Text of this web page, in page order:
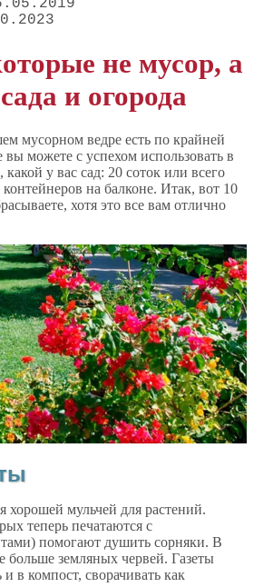
не мусор, а
и огорода
мусорном ведре есть по крайней
можете с успехом использовать в
у вас сад: 20 соток или всего
на балконе. Итак, вот 10
хотя это все вам отлично
хорошей мульчей для растений.
теперь печатаются с
помогают душить сорняки. В
больше земляных червей. Газеты
в компост, сворачивать как